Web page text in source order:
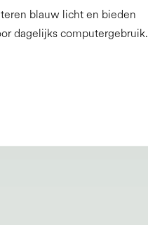
blauw licht en bieden
dagelijks computergebruik.